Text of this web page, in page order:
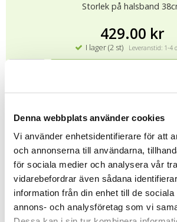
Denna webbplats använder cookies
Vi använder enhetsidentifierare för att
och annonserna till användarna,
för sociala medier och analysera vår
vidarebefordrar även sådana
information från din enhet till de sociala
annons- och analysföretag som vi
Storlek på halsband
429.00 kr
I lager (2 st) Leveranstid: 1-4
★★★★★
Tipsa
Upptäck mer
Doppresenter